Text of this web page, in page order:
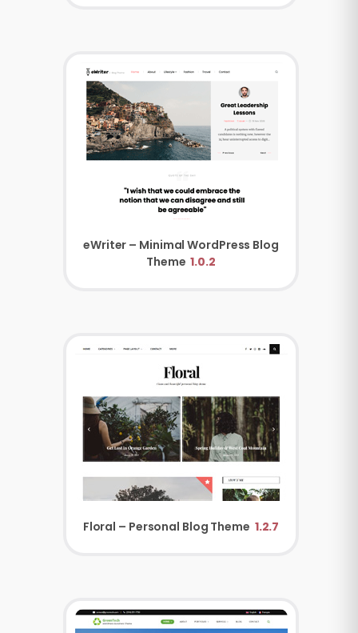
eWriter – Minimal WordPress Blog
Theme 1.0.2
Floral – Personal Blog Theme 1.2.7